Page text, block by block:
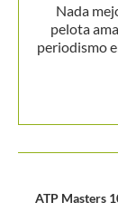
Nada
pelota
periodismo
ATP Masters